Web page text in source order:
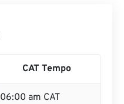
CAT Tempo
06:00 am CAT